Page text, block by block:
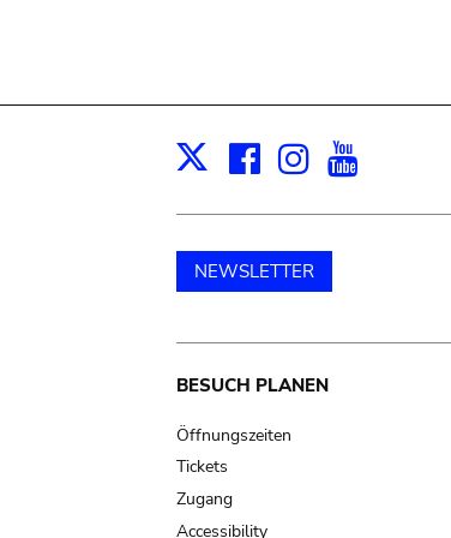
X Facebook
Instagram
NEWSLETTER
Main
navigation
BESUCH PLANEN
Öffnungszeiten
Tickets
Zugang
Accessibility